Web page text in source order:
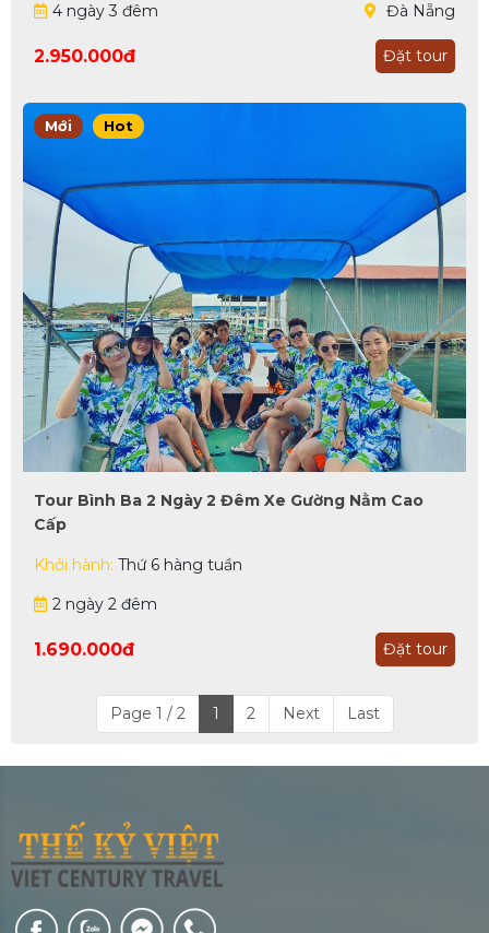
4 ngày 3 đêm
Đà Nẵng
2.950.000đ Đặt tour
Mới Hot
Tour Bình Ba 2 Ngày 2 Đêm Xe Gường Nằm Cao
Cấp
Khởi hành: Thứ 6 hàng tuần
2 ngày 2 đêm
1.690.000đ Đặt tour
Page 1 / 2 1 2 Next Last